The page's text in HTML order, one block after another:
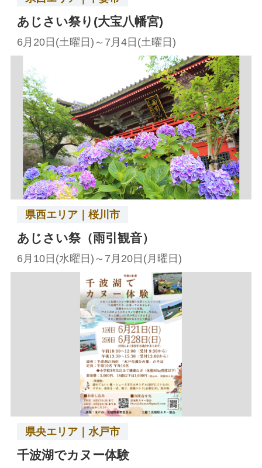
あじさい祭り(大宝八幡宮)
6月20日(土曜日)～7月4日(土曜日)
県西エリア｜桜川市
あじさい祭（雨引観音）
6月10日(水曜日)～7月20日(月曜日)
県央エリア｜水戸市
千波湖でカヌー体験